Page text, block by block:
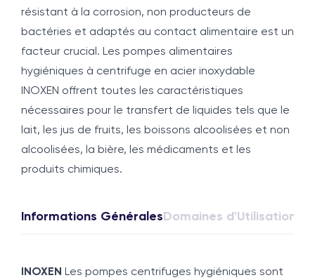
résistant à la corrosion, non producteurs de
bactéries et adaptés au contact alimentaire est un
facteur crucial. Les pompes alimentaires
hygiéniques à centrifuge en acier inoxydable
INOXEN offrent toutes les caractéristiques
nécessaires pour le transfert de liquides tels que le
lait, les jus de fruits, les boissons alcoolisées et non
alcoolisées, la bière, les médicaments et les
produits chimiques.
Informations Générales Domaines d'Utilisation
INOXEN Les pompes centrifuges hygiéniques sont